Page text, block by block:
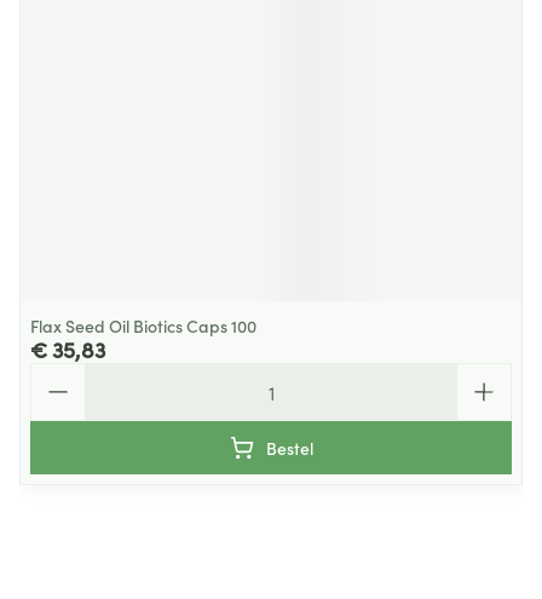
Flax Seed Oil Biotics Caps 100
€ 35,83
Bestel